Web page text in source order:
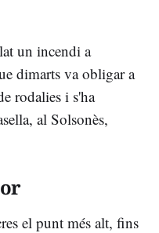
un incendi a
dimarts va obligar a
rodalies i s'ha
al Solsonès,
el punt més alt, fins